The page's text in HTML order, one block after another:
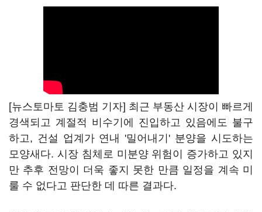
[뉴스토마토 김충범 기자] 최근 부동산 시장이 빠르게
경색되고 계절적 비수기에 진입하고 있음에도 불구
하고, 건설 업계가 연내 '밀어내기' 분양을 시도하는
모양새다. 시장 침체로 미분양 위험이 증가하고 있지
만 추후 전망이 더욱 좋지 못한 만큼 일정을 계속 미
룰 수 없다고 판단한 데 따른 결과다.